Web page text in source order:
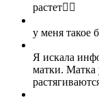
растет🤷‍♀️
у меня такое
Я искала
матки. Матка